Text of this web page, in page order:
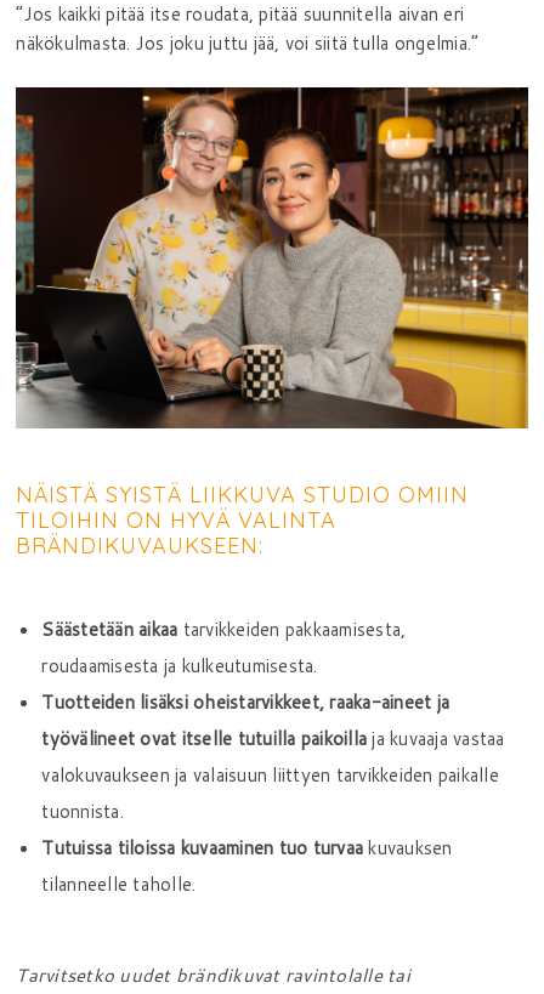
”Jos kaikki pitää itse roudata, pitää suunnitella aivan eri
näkökulmasta. Jos joku juttu jää, voi siitä tulla ongelmia.”
NÄISTÄ SYISTÄ LIIKKUVA STUDIO OMIIN
TILOIHIN ON HYVÄ VALINTA
BRÄNDIKUVAUKSEEN:
Säästetään aikaa tarvikkeiden pakkaamisesta,
roudaamisesta ja kulkeutumisesta.
Tuotteiden lisäksi oheistarvikkeet, raaka-aineet ja
työvälineet ovat itselle tutuilla paikoillaja kuvaaja vastaa
valokuvaukseen ja valaisuun liittyen tarvikkeiden paikalle
tuonnista.
Tutuissa tiloissa kuvaaminen tuo turvaakuvauksen
tilanneelle taholle.
Tarvitsetko uudet brändikuvat ravintolalle tai